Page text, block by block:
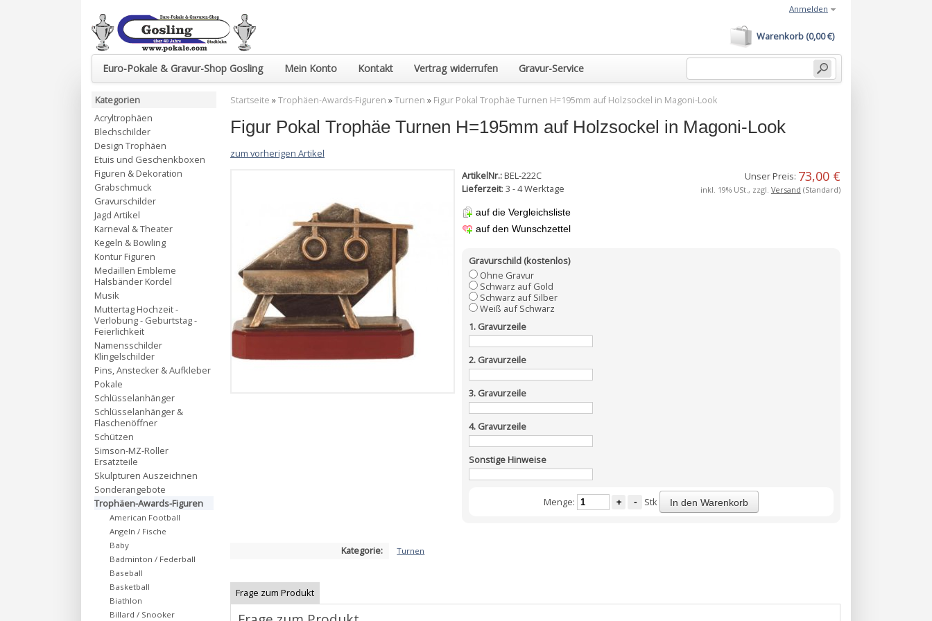
Euro-Pokale & Gravur-Shop Gosling Mein Konto Kontakt Vertrag widerrufen Gravur-Service
Warenkorb (0,00 €)
Anmelden
Startseite »Trophäen-Awards-Figuren »Turnen » Figur Pokal Trophäe Turnen H=195mm auf Holzsockel in Magoni-Look
Figur Pokal Trophäe Turnen H=195mm auf Holzsockel in Magoni-Look
zum vorherigen Artikel
ArtikelNr.: BEL-222C
Lieferzeit: 3 - 4 Werktage
auf die Vergleichsliste
auf den Wunschzettel
Unser Preis: 73,00 €
inkl. 19% USt., zzgl. Versand (Standard)
Gravurschild (kostenlos)
Ohne Gravur
Schwarz auf Gold
Schwarz auf Silber
Weiß auf Schwarz
1. Gravurzeile
2. Gravurzeile
3. Gravurzeile
4. Gravurzeile
Sonstige Hinweise
Menge: + - Stk In den Warenkorb
Kategorie: Turnen
Frage zum Produkt
Kategorien
Acryltrophäen
Blechschilder
Design Trophäen
Etuis und Geschenkboxen
Figuren & Dekoration
Grabschmuck
Gravurschilder
Jagd Artikel
Karneval & Theater
Kegeln & Bowling
Kontur Figuren
Medaillen Embleme
Halsbänder Kordel
Musik
Muttertag Hochzeit -
Verlobung - Geburtstag -
Feierlichkeit
Namensschilder
Klingelschilder
Pins, Anstecker & Aufkleber
Pokale
Schlüsselanhänger
Schlüsselanhänger &
Flaschenöffner
Schützen
Simson-MZ-Roller
Ersatzteile
Skulpturen Auszeichnen
Sonderangebote
Trophäen-Awards-Figuren
American Football
Angeln / Fische
Baby
Badminton / Federball
Baseball
Basketball
Biathlon
Billard / Snooker